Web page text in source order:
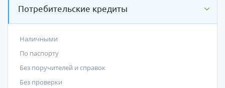
Потребительские кредиты
Наличными
По паспорту
Без поручителей и справок
Без проверки